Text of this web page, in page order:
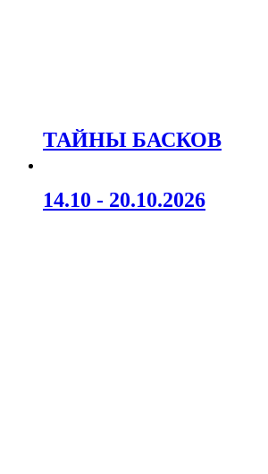
ТАЙНЫ БАСКОВ
14.10 - 20.10.2026